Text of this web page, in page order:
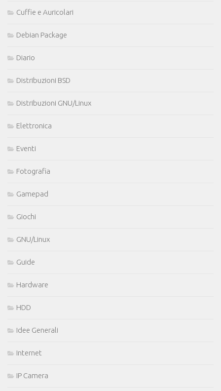
Cuffie e Auricolari
Debian Package
Diario
Distribuzioni BSD
Distribuzioni GNU/Linux
Elettronica
Eventi
Fotografia
Gamepad
Giochi
GNU/Linux
Guide
Hardware
HDD
Idee Generali
Internet
IP Camera